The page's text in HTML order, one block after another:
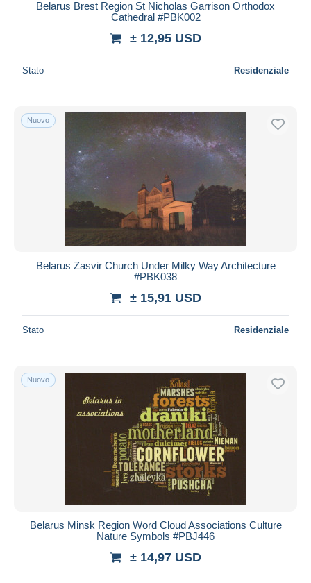
Belarus Brest Region St Nicholas Garrison Orthodox
Cathedral #PBK002
± 12,95 USD
Stato Residenziale
Nuovo
Belarus Zasvir Church Under Milky Way Architecture
#PBK038
± 15,91 USD
Stato Residenziale
Nuovo
Belarus Minsk Region Word Cloud Associations Culture
Nature Symbols #PBJ446
± 14,97 USD